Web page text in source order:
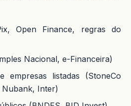
Open Finance, regras do
Nacional, e-Financeira)
empresas listadas (StoneCo
Nubank, Inter)